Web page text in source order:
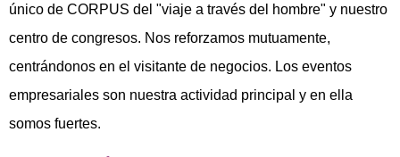
único de CORPUS del "viaje a través del hombre" y nuestro
centro de congresos. Nos reforzamos mutuamente,
centrándonos en el visitante de negocios. Los eventos
empresariales son nuestra actividad principal y en ella
somos fuertes.